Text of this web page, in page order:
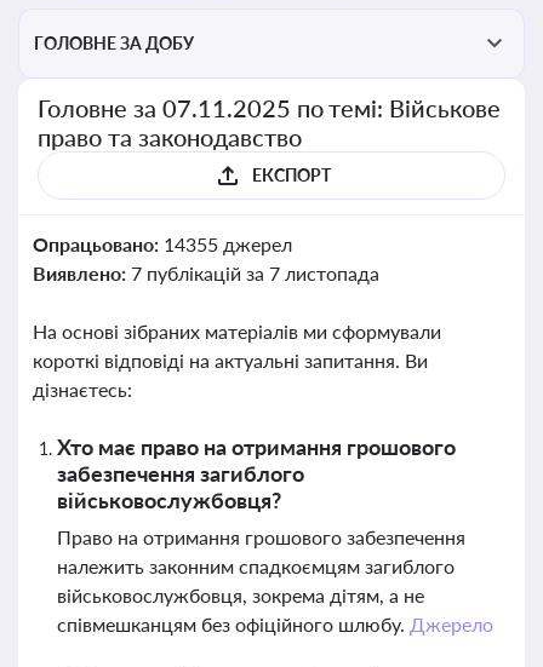
ГОЛОВНЕ ЗА ДОБУ
Головне за 07.11.2025 по темі: Військове
право та законодавство
ЕКСПОРТ
Опрацьовано: 14355 джерел
Виявлено: 7 публікацій за 7 листопада
На основі зібраних матеріалів ми сформували
короткі відповіді на актуальні запитання. Ви
дізнаєтесь:
Хто має право на отримання грошового
забезпечення загиблого
військовослужбовця?
Право на отримання грошового забезпечення
належить законним спадкоємцям загиблого
військовослужбовця, зокрема дітям, а не
співмешканцям без офіційного шлюбу. Джерело